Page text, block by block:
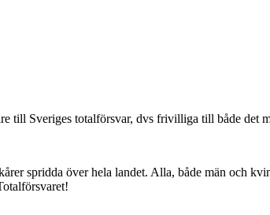
till Sveriges totalförsvar, dvs frivilliga till både
spridda över hela landet. Alla, både män och